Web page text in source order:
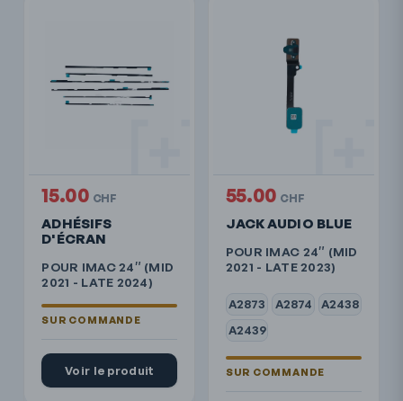
ADHÉSIFS
D'ÉCRAN
POUR IMAC 24″ (MID
2021 - LATE 2024)
15.00 CHF
Voir le produit
JACK AUDIO BLUE
POUR IMAC 24″ (MID
2021 - LATE 2023)
A2873 A2874
A2438
A2439
55.00 CHF